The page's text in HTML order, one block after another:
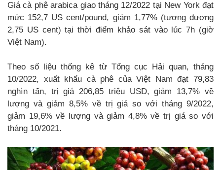
Giá cà phê arabica giao tháng 12/2022 tại New York đạt
mức 152,7 US cent/pound, giảm 1,77% (tương đương
2,75 US cent) tại thời điểm khảo sát vào lúc 7h (giờ
Việt Nam).
Theo số liệu thống kê từ Tổng cục Hải quan, tháng
10/2022, xuất khẩu cà phê của Việt Nam đạt 79,83
nghìn tấn, trị giá 206,85 triệu USD, giảm 13,7% về
lượng và giảm 8,5% về trị giá so với tháng 9/2022,
giảm 19,6% về lượng và giảm 4,8% về trị giá so với
tháng 10/2021.